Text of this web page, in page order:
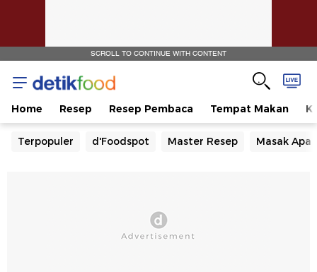
SCROLL TO CONTINUE WITH CONTENT
Home Resep Resep Pembaca Tempat Makan
Terpopuler d'Foodspot Master Resep Masak Apa